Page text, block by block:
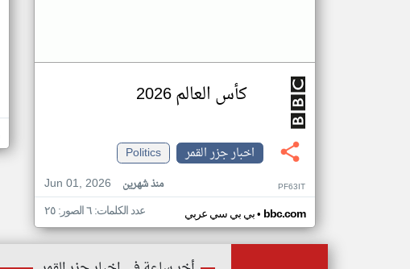
كأس العالم 2026
اخبار جزر القمر
Politics
Jun 01, 2026
منذ شهرين PF63IT
بي بي سي عربي• bbc.com عدد الكلمات: ٦ الصور: ٢٥